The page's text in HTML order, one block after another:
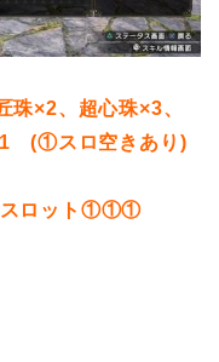
×2、超心珠×3、
(①スロ空きあり)
スロット①①①